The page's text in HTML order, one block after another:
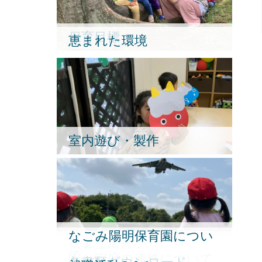
保育目標
恵まれた環境
室内遊び・製作
保育園の一日
保育園行事
なごみ陽明保育園につい
て
園と家庭の連絡について